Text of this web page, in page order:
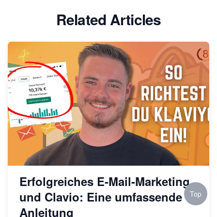
Related Articles
Erfolgreiches E-Mail-Marketing
und Clavio: Eine umfassende
Anleitung
Top